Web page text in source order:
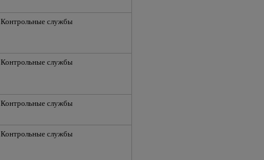
Контрольные службы
Контрольные службы
Контрольные службы
Контрольные службы